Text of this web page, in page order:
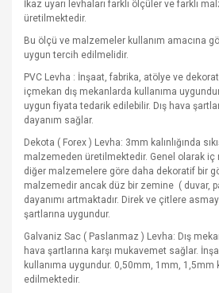
İkaz uyarı levhaları farklı ölçüler ve farklı
üretilmektedir.
Bu ölçü ve malzemeler kullanım amacına
uygun tercih edilmelidir.
PVC Levha : İnşaat, fabrika, atölye ve
içmekan dış mekanlarda kullanıma
uygun fiyata tedarik edilebilir. Dış hava
dayanım sağlar.
Dekota ( Forex ) Levha: 3mm kalınlığında
malzemeden üretilmektedir. Genel olarak iç
diğer malzemelere göre daha dekoratif bir
malzemedir ancak düz bir zemine ( duvar,
dayanımı artmaktadır. Direk ve çitlere
şartlarına uygundur.
Galvaniz Sac ( Paslanmaz ) Levha: Dış
hava şartlarına karşı mukavemet sağlar.
kullanıma uygundur. 0,50mm, 1mm, 1,5mm
edilmektedir.